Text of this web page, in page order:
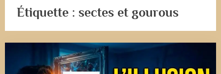
Étiquette : sectes et gourous